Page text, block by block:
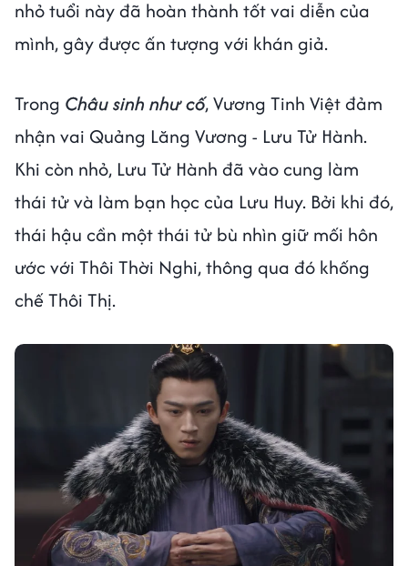
nhỏ tuổi này đã hoàn thành tốt vai diễn của
mình, gây được ấn tượng với khán giả.
Trong Châu sinh như cố, Vương Tinh Việt đảm
nhận vai Quảng Lăng Vương - Lưu Tử Hành.
Khi còn nhỏ, Lưu Tử Hành đã vào cung làm
thái tử và làm bạn học của Lưu Huy. Bởi khi đó,
thái hậu cần một thái tử bù nhìn giữ mối hôn
ước với Thôi Thời Nghi, thông qua đó khống
chế Thôi Thị.